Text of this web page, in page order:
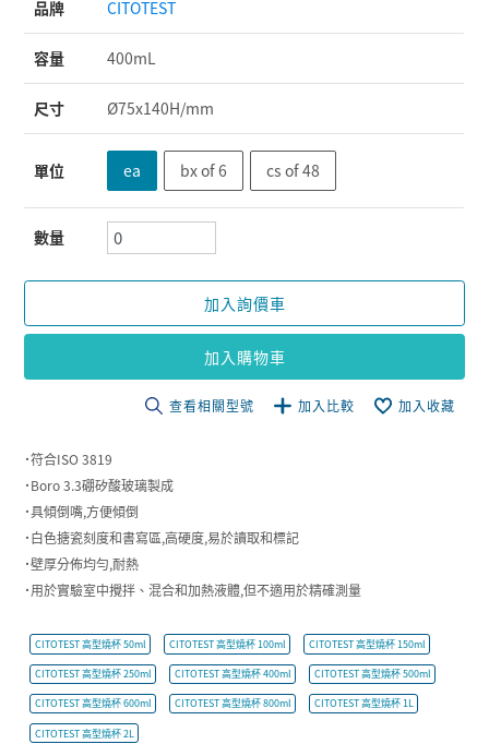
品牌 CITOTEST
容量 400mL
尺寸 Ø75x140H/mm
單位 ea bx of 6 cs of 48
數量
加入詢價車
加入購物車
查看相關型號 加入比較 加入收藏
˙符合ISO 3819
˙Boro 3.3硼矽酸玻璃製成
˙具傾倒嘴,方便傾倒
˙白色搪瓷刻度和書寫區,高硬度,易於讀取和標記
˙壁厚分佈均勻,耐熱
˙用於實驗室中攪拌、混合和加熱液體,但不適用於精確測量
CITOTEST 高型燒杯 50ml CITOTEST 高型燒杯 100ml CITOTEST 高型燒杯 150ml
CITOTEST 高型燒杯 250ml CITOTEST 高型燒杯 400ml CITOTEST 高型燒杯 500ml
CITOTEST 高型燒杯 600ml CITOTEST 高型燒杯 800ml CITOTEST 高型燒杯 1L
CITOTEST 高型燒杯 2L